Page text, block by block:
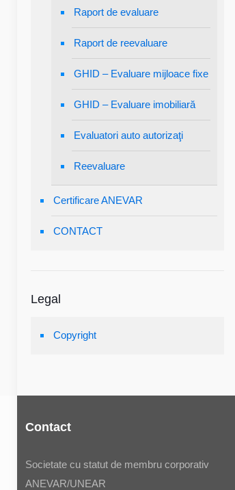
Raport de evaluare
Raport de reevaluare
GHID – Evaluare mijloace fixe
GHID – Evaluare imobiliară
Evaluatori auto autorizaţi
Reevaluare
Certificare ANEVAR
CONTACT
Legal
Copyright
Contact
Societate cu statut de membru corporativ
ANEVAR/UNEAR